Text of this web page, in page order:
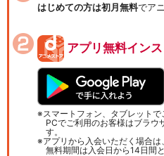
はじめての方は初月無料でア
アプリ無料イン
スマートフォン、タブレットで
PCでご利用のお客様はブラウ
す。
アプリから入会いただく場合
無料期間は入会日から14日間と